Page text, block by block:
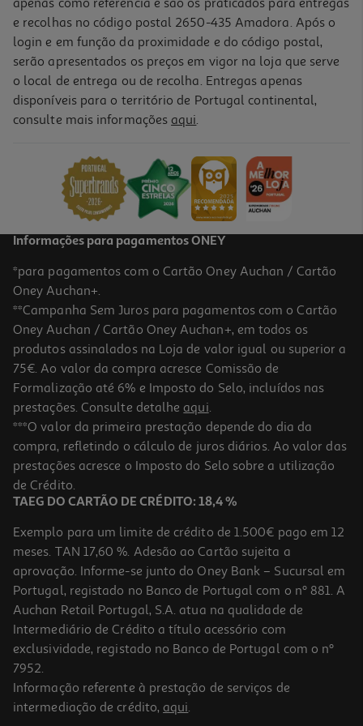
Sumo Compal 100% Laranja 1l
4.7
Sumo Compal 100% Pêssego 1l
1.69 €/Lt
1,69 €
Sumo Santal 100% Maçã 1l
e recolhas no código postal 2650-435 Amadora. Após o
login e em função da proximidade e do código postal,
serão apresentados os preços em vigor na loja que serve
o local de entrega ou de recolha. Entregas apenas
disponíveis para o território de Portugal continental,
consulte mais informações aqui.
Informações para pagamentos ONEY
*para pagamentos com o Cartão Oney Auchan / Cartão
Oney Auchan+.
**Campanha Sem Juros para pagamentos com o Cartão
Oney Auchan / Cartão Oney Auchan+, em todos os
produtos assinalados na Loja de valor igual ou superior a
75€. Ao valor da compra acresce Comissão de
Formalização até 6% e Imposto do Selo, incluídos nas
prestações. Consulte detalhe aqui.
***O valor da primeira prestação depende do dia da
compra, refletindo o cálculo de juros diários. Ao valor das
prestações acresce o Imposto do Selo sobre a utilização
de Crédito.
TAEG DO CARTÃO DE CRÉDITO: 18,4 %
Exemplo para um limite de crédito de 1.500€ pago em 12
meses. TAN 17,60 %. Adesão ao Cartão sujeita a
aprovação. Informe-se junto do Oney Bank – Sucursal em
Portugal, registado no Banco de Portugal com o nº 881. A
Auchan Retail Portugal, S.A. atua na qualidade de
Intermediário de Crédito a título acessório com
exclusividade, registado no Banco de Portugal com o nº
7952.
Informação referente à prestação de serviços de
intermediação de crédito, aqui.